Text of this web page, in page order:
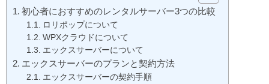
初心者におすすめのレンタルサーバー3つの比較
ロリポップについて
WPXクラウドについて
エックスサーバーについて
エックスサーバーのプランと契約方法
エックスサーバーの契約手順